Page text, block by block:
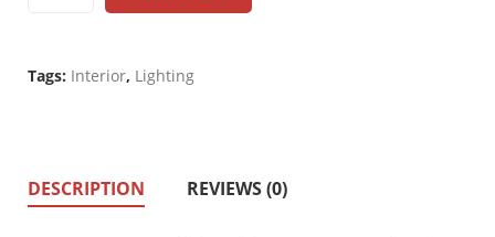
Tags: Interior, Lighting
DESCRIPTION REVIEWS (0)